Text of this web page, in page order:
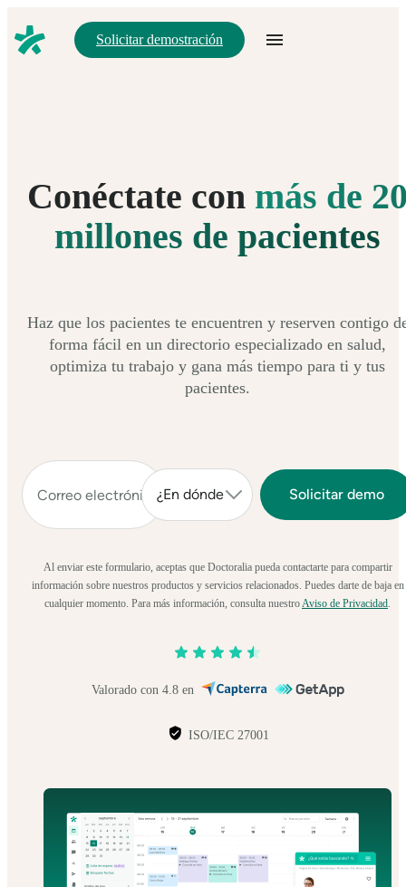
Solicitar demostración
Conéctate con más de
millones de pacientes
Haz que los pacientes te encuentren y reserven contigo
forma fácil en un directorio especializado en salud,
optimiza tu trabajo y gana más tiempo para ti y tus
pacientes.
Al enviar este formulario, aceptas que Doctoralia pueda contactarte para compartir
información sobre nuestros productos y servicios relacionados. Puedes darte de baja en
cualquier momento. Para más información, consulta nuestroAviso de Privacidad.
Valorado con 4.8 en
ISO/IEC 27001